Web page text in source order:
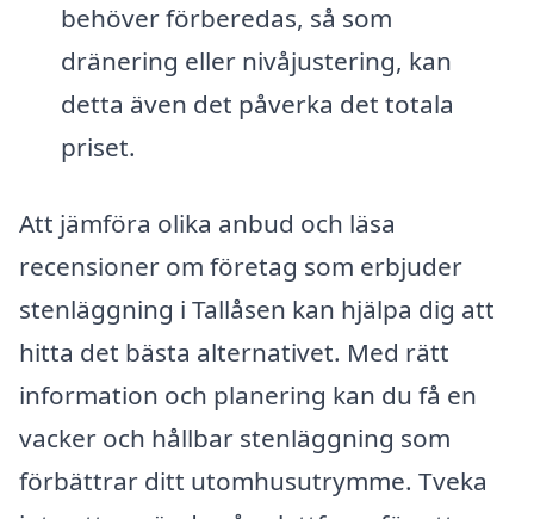
behöver förberedas, så som
dränering eller nivåjustering, kan
detta även det påverka det totala
priset.
Att jämföra olika anbud och läsa
recensioner om företag som erbjuder
stenläggning i Tallåsen kan hjälpa dig att
hitta det bästa alternativet. Med rätt
information och planering kan du få en
vacker och hållbar stenläggning som
förbättrar ditt utomhusutrymme. Tveka